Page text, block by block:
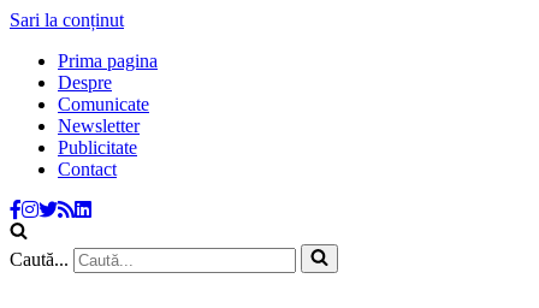
Sari la conținut
Prima pagina
Despre
Comunicate
Newsletter
Publicitate
Contact
Caută...